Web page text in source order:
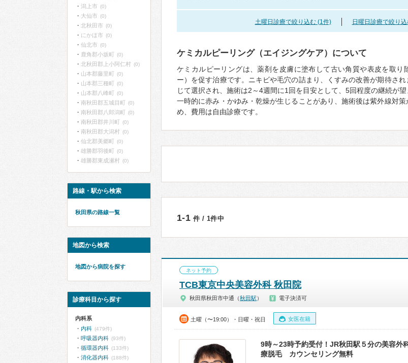
土曜日診療で絞り込む (1件) 日曜日診療で絞り
ケミカルピーリング（エイジングケア）について
ケミカルピーリングは、薬剤を皮膚に塗布して古い角質や表皮を取り
ー）を促す治療です。ニキビや毛穴の詰まり、くすみの改善が期待さ
じて選択され、施術は2～4週間に1回を目安として、5回程度の継続が
一時的に赤み・かゆみ・乾燥が生じることがあり、施術後は紫外線対
め、費用は自由診療です。
1-1 件 / 1件中
ネット予約
TCB東京中央美容外科 秋田院
秋田県秋田市中通（秋田駅 ） 電子決済可
土曜（〜19:00）・日曜・祝日 女医在籍
9時～23時予約受付！JR秋田駅５分の美容外
療脱毛 カウンセリング無料
潟上市 (0)
大仙市 (0)
北秋田市 (0)
にかほ市 (0)
仙北市 (0)
鹿角郡小坂町 (0)
北秋田郡上小阿仁村 (0)
山本郡藤里町 (0)
山本郡三種町 (0)
山本郡八峰町 (0)
南秋田郡五城目町 (0)
南秋田郡八郎潟町 (0)
南秋田郡井川町 (0)
南秋田郡大潟村 (0)
仙北郡美郷町 (0)
雄勝郡羽後町 (0)
雄勝郡東成瀬村 (0)
路線・駅から検索
秋田県の路線一覧
地図から検索
地図から病院を探す
診療科目から探す
内科系
内科 (479件)
呼吸器内科 (93件)
循環器内科 (133件)
消化器内科 (188件)